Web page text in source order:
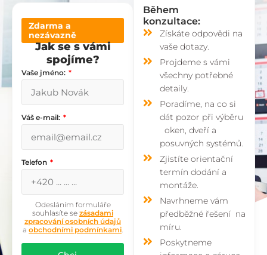
Zdarma a
nezávazně
Jak se s vámi
spojíme?
Vaše jméno:
Váš e-mail:
Telefon
Odesláním formuláře
souhlasíte se zásadami
zpracování osobních údajů
a obchodními podmínkami
Během
konzultace:
Získáte odpovědi na
vaše dotazy.
Projdeme s vámi
všechny potřebné
detaily.
Poradíme, na co si
dát pozor při výběru
oken, dveří a
posuvných systémů.
Zjistíte orientační
termín dodání a
montáže.
Navrhneme vám
předběžné řešení na
míru.
Poskytneme